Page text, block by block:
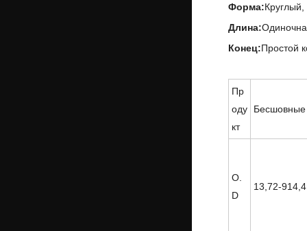
Форма:Круглый,
Длина:
Конец:Простой
Пр
оду
кт
Бесшовные
O.
D
13,72-